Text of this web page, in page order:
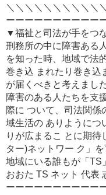
＼＼＼＼＼＼＼＼＼＼
ーーーーーーーーーー
▼福祉と司法が手をつ
刑務所の中に障害ある
を知った時、地域で法
巻き込 まれたり巻き込
が届くべきと考えました
障害のある人たちを支
際に ついて、司法関係
域生活の ありようにつ
りが広まるこ とに期
ター)ネットワー ク」
地域にいる誰もが「TS
おおた TS ネット 代表
ーーーーーーーーーー